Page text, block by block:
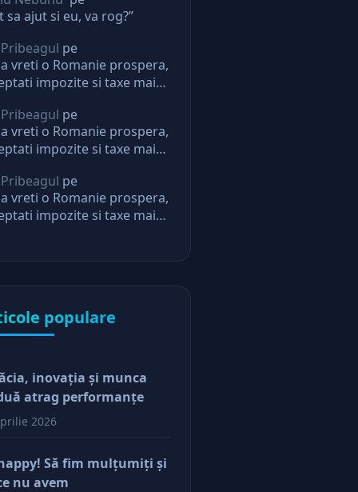
sa ajut si eu, va rog?”
pe
vreti o Romanie prospera,
impozite si taxe mai
de la stat
pe
vreti o Romanie prospera,
impozite si taxe mai
de la stat
pe
vreti o Romanie prospera,
impozite si taxe mai
populare
inovaţia şi munca
atrag performanţe
2026
Să fim mulţumiţi şi
nu avem